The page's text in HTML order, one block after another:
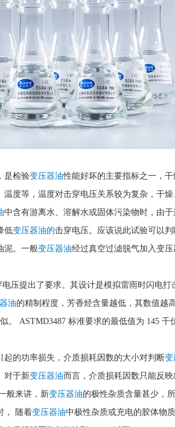
是检验变压器油性能好坏的主要指标之一，干
度等，温度对击穿电压关系较为复杂，干
中含有游离水、溶解水或固体污染物时，由
低变压器油的击穿电压。应该说此试验可以判
泥。一般变压器油经过真空过滤脱气加入变
压提出了要求。其设计是模拟雷雨时闪电
油的精制程度，芳香烃含量越低，其数值越
。 ASTMD3487 标准要求的最低值为 145 千
起的功率损失，介质损耗因数的大小对判断变
对于新变压器油而言，介质损耗因数只能反映
般来讲，新变压器油的极性杂质含量甚少，
， 随着变压器油中极性杂质或充电的胶体物